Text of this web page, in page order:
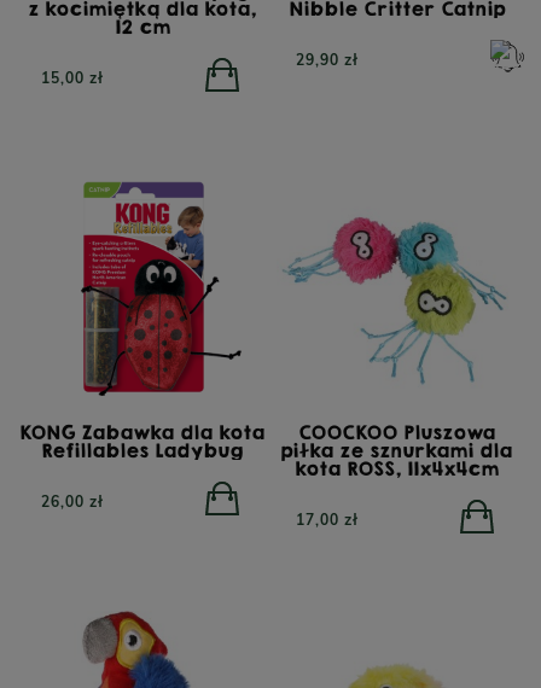
z kocimiętką dla kota,
12 cm
15,00 zł
Nibble Critter Catnip
29,90 zł
KONG Zabawka dla kota
Refillables Ladybug
26,00 zł
COOCKOO Pluszowa
piłka ze sznurkami dla
kota ROSS, 11x4x4cm
17,00 zł